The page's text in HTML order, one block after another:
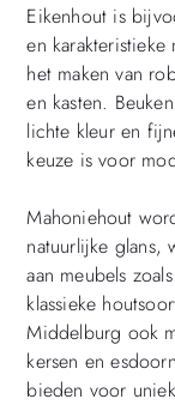
Eikenhout is
en
het maken van
en kasten.
lichte kleur en
keuze is voor
Mahoniehout
natuurlijke glans,
aan meubels
klassieke
Middelburg ook
kersen en
bieden voor